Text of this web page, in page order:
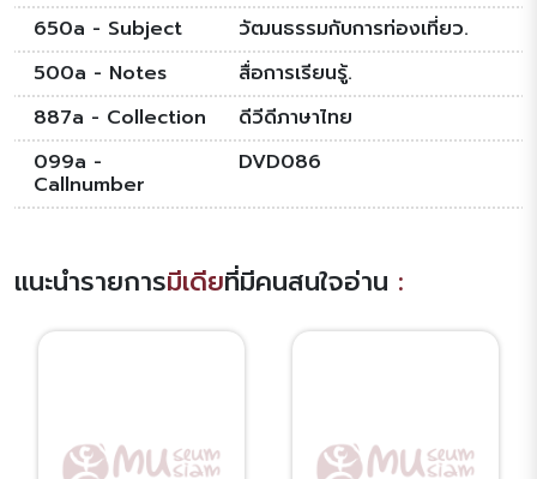
650a - Subject
วัฒนธรรมกับการท่องเที่ยว.
500a - Notes
สื่อการเรียนรู้.
887a - Collection
ดีวีดีภาษาไทย
099a -
Callnumber
DVD086
แนะนำรายการมีเดียที่มีคนสนใจอ่าน :